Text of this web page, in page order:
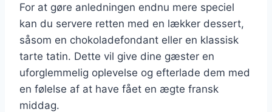
For at gøre anledningen endnu mere speciel
kan du servere retten med en lækker dessert,
såsom en chokoladefondant eller en klassisk
tarte tatin. Dette vil give dine gæster en
uforglemmelig oplevelse og efterlade dem med
en følelse af at have fået en ægte fransk
middag.